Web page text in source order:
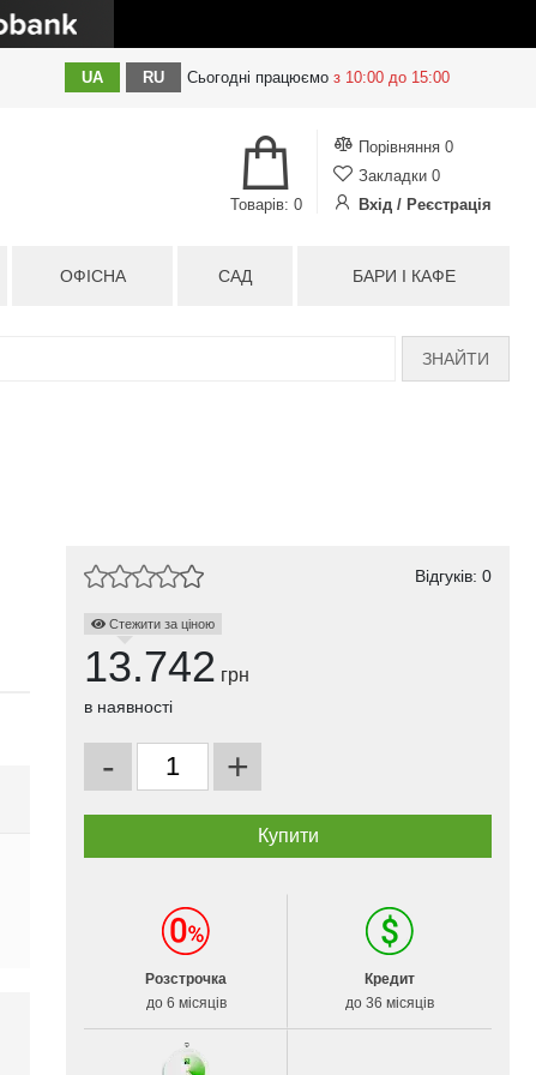
UA RU Сьогодні працюємо з 10:00 до 15:00
Порівняння 0
Закладки 0
Вхід / Реєстрація
Товарів: 0
ОФІСНА САД БАРИ І КАФЕ
ЗНАЙТИ
Відгуків: 0
Стежити за ціною
13.742 грн
в наявності
- +
Розстрочка
до 6 місяців
Кредит
до 36 місяців